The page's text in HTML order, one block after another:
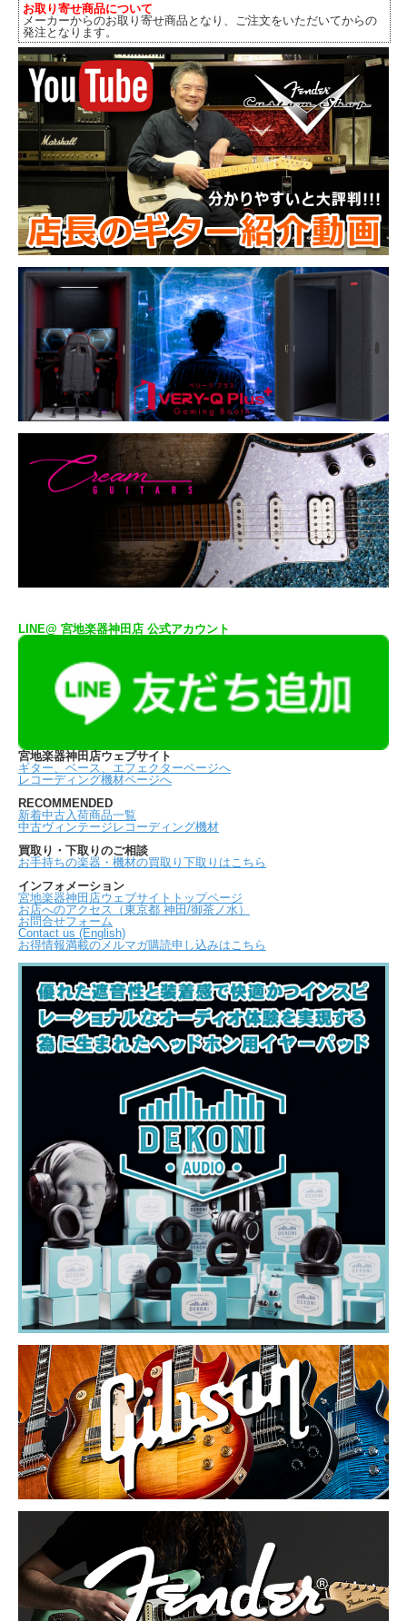
お取り寄せ商品について
メーカーからのお取り寄せ商品となり、ご注文をいただいてからの
発注となります。
LINE@ 宮地楽器神田店 公式アカウント
宮地楽器神田店ウェブサイト
ギター、ベース、エフェクターページへ
レコーディング機材ページへ
RECOMMENDED
新着中古入荷商品一覧
中古ヴィンテージレコーディング機材
買取り・下取りのご相談
お手持ちの楽器・機材の買取り下取りはこちら
インフォメーション
宮地楽器神田店ウェブサイトトップページ
お店へのアクセス（東京都 神田/御茶ノ水）
お問合せフォーム
Contact us (English)
お得情報満載のメルマガ購読申し込みはこちら